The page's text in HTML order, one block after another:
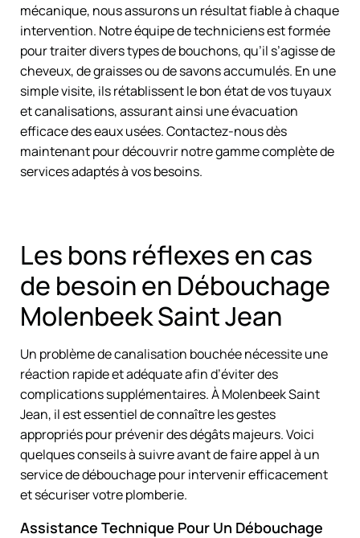
mécanique, nous assurons un résultat fiable à chaque
intervention. Notre équipe de techniciens est formée
pour traiter divers types de bouchons, qu’il s’agisse de
cheveux, de graisses ou de savons accumulés. En une
simple visite, ils rétablissent le bon état de vos tuyaux
et canalisations, assurant ainsi une évacuation
efficace des eaux usées. Contactez-nous dès
maintenant pour découvrir notre gamme complète de
services adaptés à vos besoins.
Les bons réflexes en cas
de besoin en Débouchage
Molenbeek Saint Jean
Un problème de canalisation bouchée nécessite une
réaction rapide et adéquate afin d’éviter des
complications supplémentaires. À Molenbeek Saint
Jean, il est essentiel de connaître les gestes
appropriés pour prévenir des dégâts majeurs. Voici
quelques conseils à suivre avant de faire appel à un
service de débouchage pour intervenir efficacement
et sécuriser votre plomberie.
Assistance Technique Pour Un Débouchage